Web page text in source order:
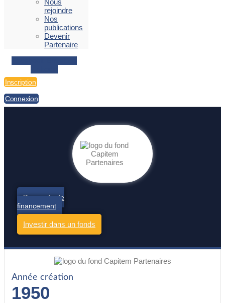
Nous
rejoindre
Nos
publications
Devenir
Partenaire
Inscription
Connexion
Demande de
financement
Investir dans un fonds
Année création
1950